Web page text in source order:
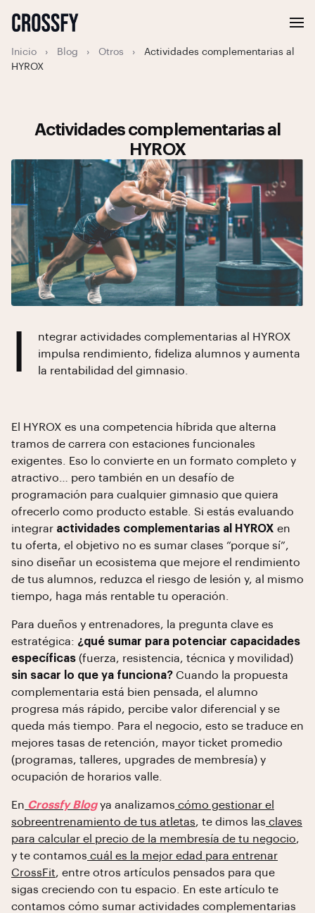
Inicio › Blog › Otros ›
Actividades complementarias al
HYROX
Actividades complementarias al
HYROX
ntegrar actividades complementarias al HYROX
impulsa rendimiento, fideliza alumnos y aumenta
la rentabilidad del gimnasio.
El HYROX es una competencia híbrida que alterna
tramos de carrera con estaciones funcionales
exigentes. Eso lo convierte en un formato completo y
atractivo… pero también en un desafío de
programación para cualquier gimnasio que quiera
ofrecerlo como producto estable. Si estás evaluando
integrar actividades complementarias al HYROX en
tu oferta, el objetivo no es sumar clases “porque sí”,
sino diseñar un ecosistema que mejore el rendimiento
de tus alumnos, reduzca el riesgo de lesión y, al mismo
tiempo, haga más rentable tu operación.
Para dueños y entrenadores, la pregunta clave es
estratégica: ¿qué sumar para potenciar capacidades
específicas (fuerza, resistencia, técnica y movilidad)
sin sacar lo que ya funciona? Cuando la propuesta
complementaria está bien pensada, el alumno
progresa más rápido, percibe valor diferencial y se
queda más tiempo. Para el negocio, esto se traduce en
mejores tasas de retención, mayor ticket promedio
(programas, talleres, upgrades de membresía) y
ocupación de horarios valle.
En Crossfy Blogya analizamos cómo gestionar el
sobreentrenamiento de tus atletas, te dimos las claves
para calcular el precio de la membresía de tu negocio,
y te contamos cuál es la mejor edad para entrenar
CrossFit, entre otros artículos pensados para que
sigas creciendo con tu espacio. En este artículo te
contamos cómo sumar actividades complementarias